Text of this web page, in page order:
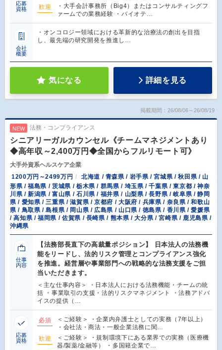
応募
資格
歓迎
・大手会計事務所（Big4）またはコンサルティングフ
ァームでの業務経験 ・バイオテ…
会社
概要
・オンコロジー領域における革新的な治療法の創出を目指
し、最先端の研究開発を推進し…
気になる 詳細を見る
掲載期間：26/08/06～26/08/19
NEW 法務・コンプライアンス
シニアリーガルカウンセル《チームマネジメントあり
◆高年収～2,400万円◆全国からフルリモート可》
大手外資系ヘルスケア企業
1200万円～2499万円
北海道 / 青森県 / 岩手県 / 宮城県 / 秋田県 / 山
形県 / 福島県 / 茨城県 / 栃木県 / 群馬県 / 埼玉県 / 千葉県 / 東京都 / 神奈
川県 / 新潟県 / 富山県 / 石川県 / 福井県 / 山梨県 / 長野県 / 岐阜県 / 静岡
県 / 愛知県 / 三重県 / 滋賀県 / 京都府 / 大阪府 / 兵庫県 / 奈良県 / 和歌山
県 / 鳥取県 / 島根県 / 岡山県 / 広島県 / 山口県 / 徳島県 / 香川県 / 愛媛県
/ 高知県 / 福岡県 / 佐賀県 / 長崎県 / 熊本県 / 大分県 / 宮崎県 / 鹿児島県 /
沖縄県
仕事
内容
【法務部長直下の高裁量ポジション】 日本法人の法務機
能をリードし、法的リスク管理とコンプライアンス強化
を推進。経営層や事業部門への戦略的な法務支援をご担
当いただきます。
＜主な仕事内容＞ ・日本法人における法務機能・チームの統
括 ・事業取引の支援・法的リスクマネジメント ・法務アドバ
イスの提供（…
応募
資格
必須
＜ご経験＞ ・企業内弁護士としての実務（7年以上）
・会社法・商法・一般企業法務に関…
歓迎
＜ご経験＞ ・規制環境下にある業界での実務（医療機
器/製薬/金融等） ・多国籍企業で…